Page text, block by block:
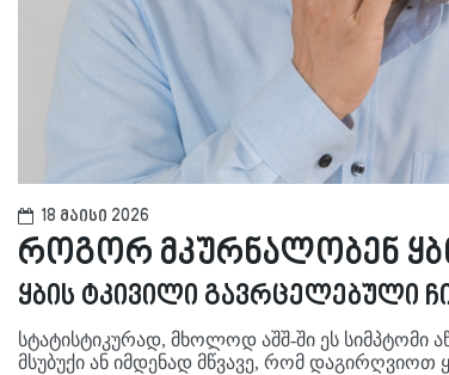
18 მაისი 2026
როგორ მკურნალობენ
ყბის ტკივილი გავრცელებული
სტატისტიკურად, მხოლოდ აშშ-ში ეს სიმპტომი
მსუბუქი ან იმდენად მწვავე, რომ